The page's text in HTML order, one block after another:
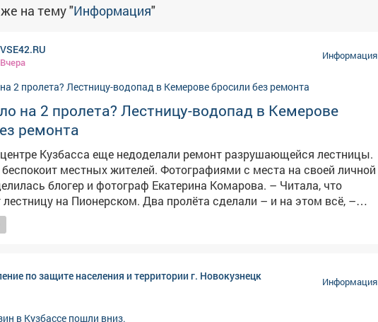
на тему "Информация"
VSE42.RU
Вчера
Информация
на 2 пролета? Лестницу-водопад в Кемерове
ремонта
Кузбасса еще недоделали ремонт разрушающейся лестницы.
жителей. Фотографиями с места на своей личной
блогер и фотограф Екатерина Комарова. – Читала, что
на Пионерском. Два пролёта сделали – и на этом всё, –
На опубликованных кадрах видно, что часть
приведена в порядок, однако оставшаяся секция по-
регулярно превращается в бурный водопад, а зимой
в конце июня в мэрии сообщали, что
лестничного спуска на Пионерском бульваре. В администрации
что его размыло сильным дождем.
по защите населения и территории г. Новокузнецк Информация